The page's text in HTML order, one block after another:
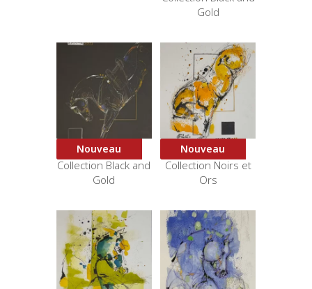
Gold
Nouveau
Croupade –
Collection Black and
Gold
Nouveau
Croupade 2 –
Collection Noirs et
Ors